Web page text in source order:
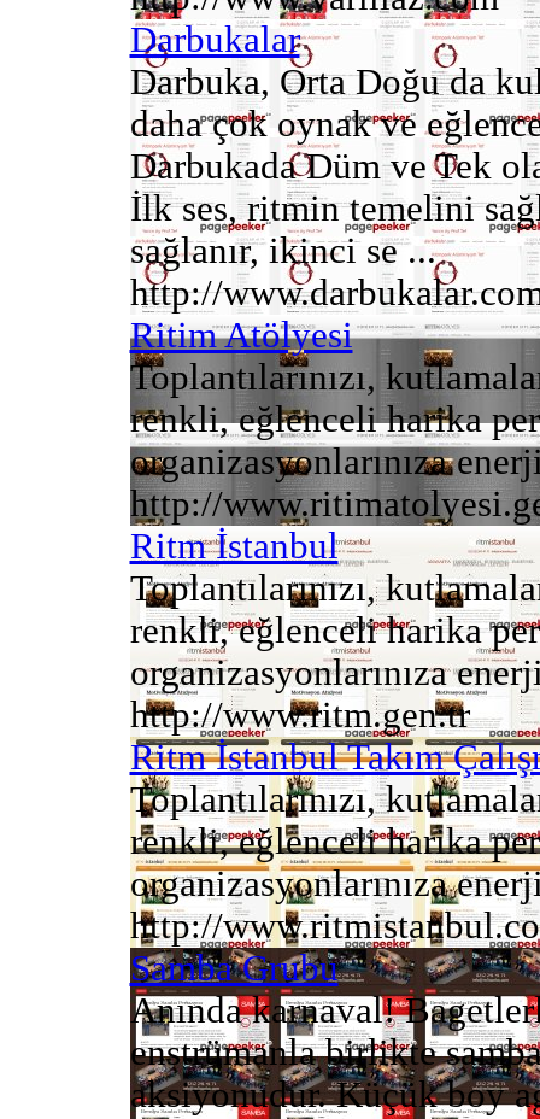
Darbukalar
Darbuka, Orta Doğu da
daha çok oynak ve
Darbukada Düm ve Tek
İlk ses, ritmin temelini
sağlanır, ikinci se ...
http://
Ritim Atölyesi
Toplantılarınızı,
renkli, eğlenceli harika
organizasyonlarınıza
http://
Ritm İstanbul
Toplantılarınızı,
renkli, eğlenceli harika
organizasyonlarınıza
http://www.ritm.gen.tr
Ritm İstanbul Takım
Toplantılarınızı,
renkli, eğlenceli harika
organizasyonlarınıza
http://
Samba Grubu
Anında karnaval!
enstrümanla birlikte
aksiyonudur. Küçük boy